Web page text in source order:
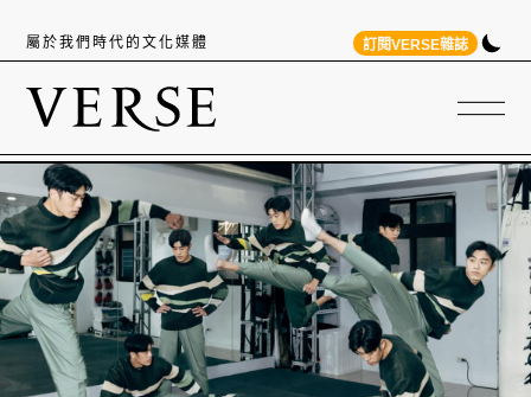
屬於我們時代的文化媒體 訂閱VERSE雜誌